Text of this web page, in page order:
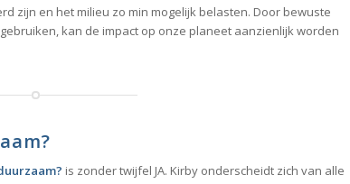
zijn en het milieu zo min mogelijk belasten. Door bewuste
kan de impact op onze planeet aanzienlijk worden
is zonder twijfel JA. Kirby onderscheidt zich van alle